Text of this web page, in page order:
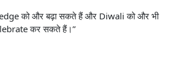
को और बढ़ा सकते हैं और Diwali को और भी
कर सकते हैं।”